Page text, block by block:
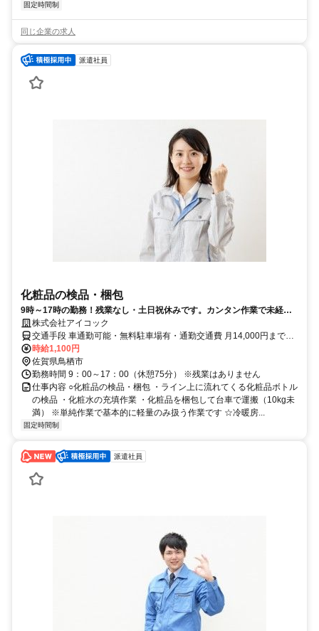
固定時間制
同じ企業の求人
派遣社員
化粧品の検品・梱包
9時～17時の勤務！残業なし・土日祝休みです。カンタン作業で未経験
の方でも安心♪
株式会社アイコック
交通手段 車通勤可能・無料駐車場有・通勤交通費 月14,000円まで実
費支給 【最寄り駅】 ・ＪＲ長崎本線「鳥栖駅」 ・ＪＲ鹿児島本線
「鳥栖駅」
時給1,100円
佐賀県鳥栖市
勤務時間 9：00～17：00（休憩75分） ※残業はありません
仕事内容 ○化粧品の検品・梱包 ・ライン上に流れてくる化粧品ボトル
の検品 ・化粧水の充填作業 ・化粧品を梱包して台車で運搬（10kg未
満） ※単純作業で基本的に軽量のみ扱う作業です ☆冷暖房...
固定時間制
派遣社員